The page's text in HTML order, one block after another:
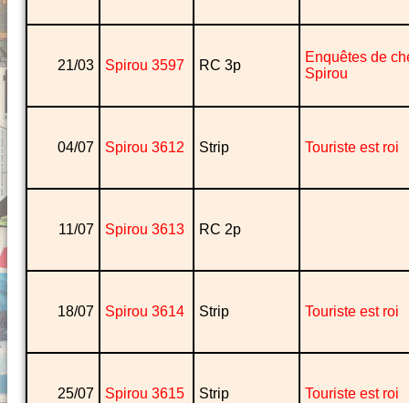
21/03 Spirou 3597 RC 3p
Enquêtes de
Spirou
04/07 Spirou 3612 Strip Touriste est roi
11/07 Spirou 3613 RC 2p
18/07 Spirou 3614 Strip Touriste est roi
25/07 Spirou 3615 Strip Touriste est roi